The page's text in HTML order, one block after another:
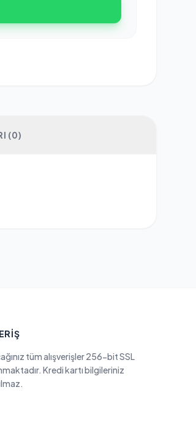
(0)
tüm alışverişler 256-bit SSL
Kredi kartı bilgileriniz